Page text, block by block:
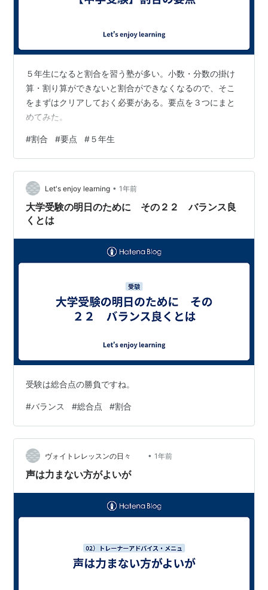
５年生になると割合を習う塾が多い。小数・分数の掛け
算・割り算ができないと割合ができなくなるので、そこ
をまずはクリアしておく必要がある。要点を３つにまと
めてみた。
#割合 #要点 #５年生
Let's enjoy learning • 1年前
大学受験の明日のために その２２ バランス良
くとは
受験は総合点の勝負ですね。
#バランス #総合点 #割合
ヴォイトレレッスンの日々 • 1年前
声は力まない方がよいが